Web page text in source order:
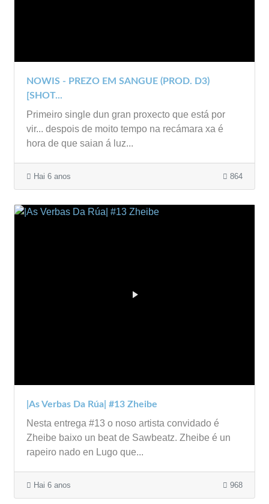
NOWIS - PREZO EM SANGUE (PROD. D3)
[SHOT...
Primeiro single dun gran proxecto que está por
vir... despois de moito tempo na recámara xa é
hora de que saian á luz...
Hai 6 anos 864
|As Verbas Da Rúa| #13 Zheibe
Nesta entrega #13 o noso artista convidado é
Zheibe baixo un beat de Sawbeatz. Zheibe é un
rapeiro nado en Lugo que...
Hai 6 anos 968